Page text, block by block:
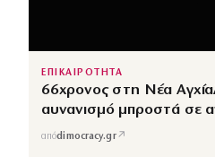
ΕΠΙΚΑΙΡΟΤΗΤΑ
66χρονος στη Νέα
αυνανισμό μπροστά σε
απόdimocracy.gr↗